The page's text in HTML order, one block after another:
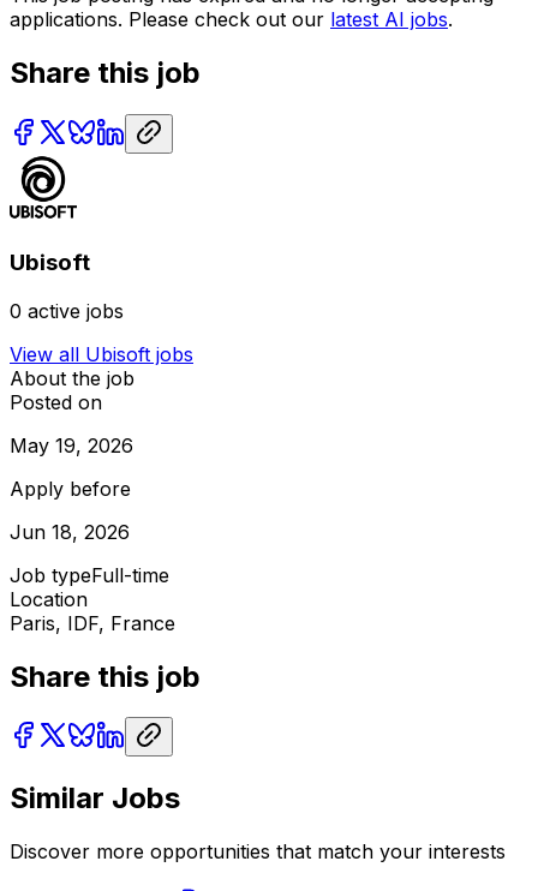
applications. Please check out our latest AI jobs.
Share this job
Ubisoft
0 active jobs
View all Ubisoft jobs
About the job
Posted on
May 19, 2026
Apply before
Jun 18, 2026
Job typeFull-time
Location
Paris, IDF, France
Share this job
Similar Jobs
Discover more opportunities that match your interests